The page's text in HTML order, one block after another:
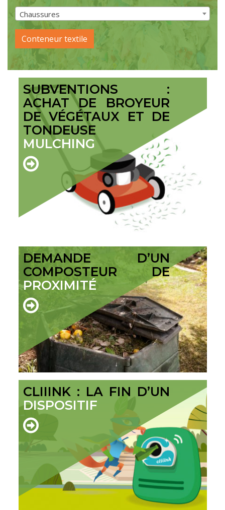
Chaussures
Conteneur textile
SUBVENTIONS :
ACHAT DE BROYEUR
DE VÉGÉTAUX ET DE
TONDEUSE
MULCHING
DEMANDE D’UN
COMPOSTEUR DE
PROXIMITÉ
CLIIINK : LA FIN D’UN
DISPOSITIF